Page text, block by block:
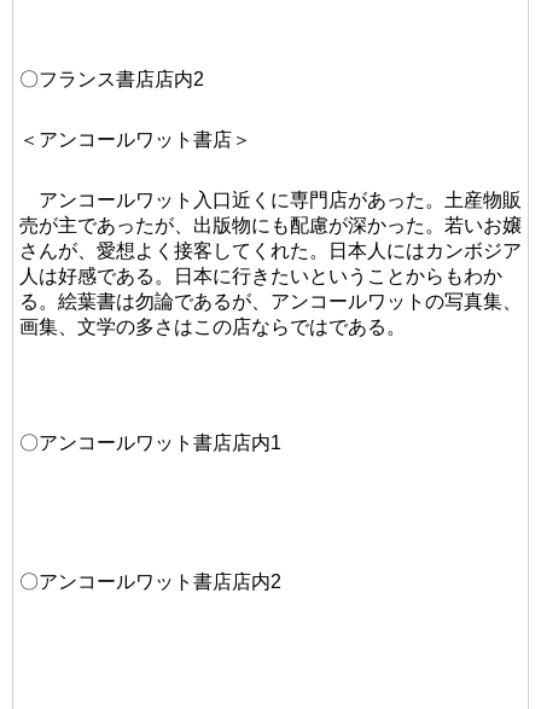
〇フランス書店店内2
＜アンコールワット書店＞
アンコールワット入口近くに専門店があった。土産物販
売が主であったが、出版物にも配慮が深かった。若いお嬢
さんが、愛想よく接客してくれた。日本人にはカンボジア
人は好感である。日本に行きたいということからもわか
る。絵葉書は勿論であるが、アンコールワットの写真集、
画集、文学の多さはこの店ならではである。
〇アンコールワット書店店内1
〇アンコールワット書店店内2